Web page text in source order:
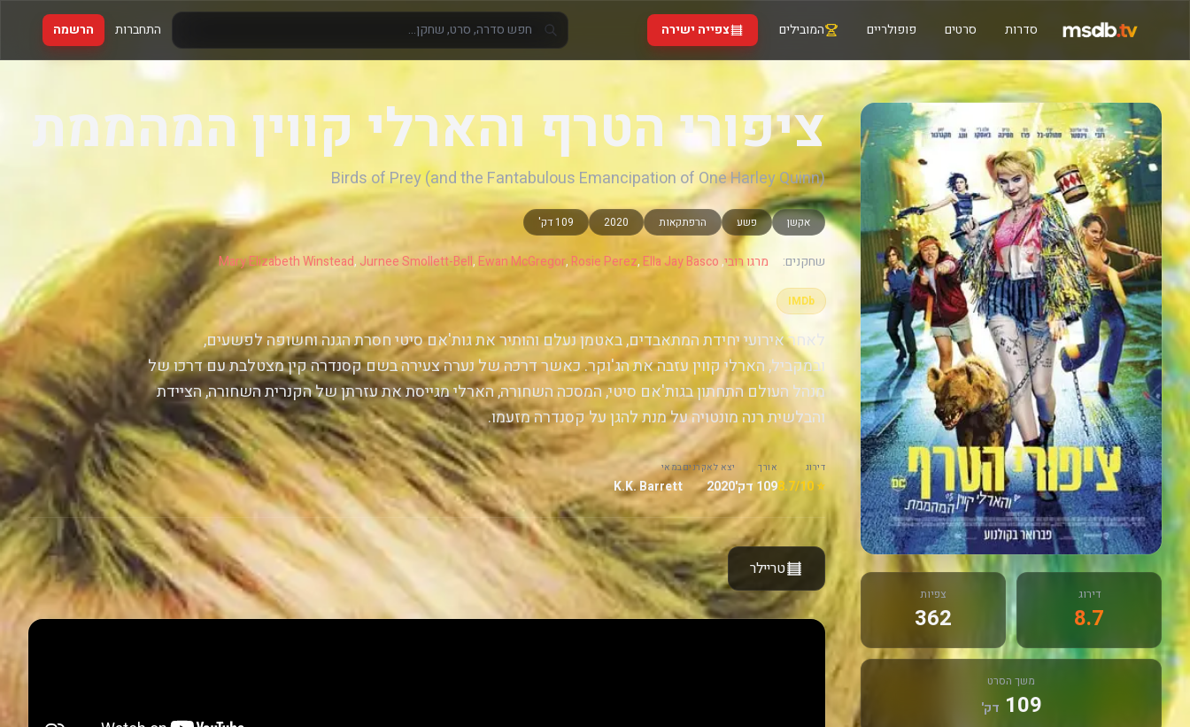
סדרות סרטים פופולריים המובילים צפייה ישירה התחברות הרשמה
דירוג
8.7
צפיות
362
משך הסרט
109 דק'
ציפורי הטרף והארלי קווין המהממת
Birds of Prey (and the Fantabulous Emancipation of One Harley Quinn)
אקשן פשע הרפתקאות 2020 109 דק'
שחקנים: מרגו רובי,
Mary Elizabeth Winstead,Jurnee Smollett-Bell, Ewan McGregor, Rosie Perez, Ella Jay Basco
IMDb
לאחר אירועי יחידת המתאבדים, באטמן נעלם והותיר את גות'אם סיטי חסרת הגנה וחשופה לפשעים,
ובמקביל, הארלי קווין עזבה את הג'וקר. כאשר דרכה של נערה צעירה בשם קסנדרה קין מצטלבת עם דרכו של
מנהל העולם התחתון בגות'אם סיטי, המסכה השחורה, הארלי מגייסת את עזרתן של הקנרית השחורה, הציידת
והבלשית רנה מונטויה על מנת להגן על קסנדרה מזעמו.
דירוג
⭐ 8.7/10
אורך
109 דק'
יצא לאקרנים
2020
במאי
K.K. Barrett
טריילר